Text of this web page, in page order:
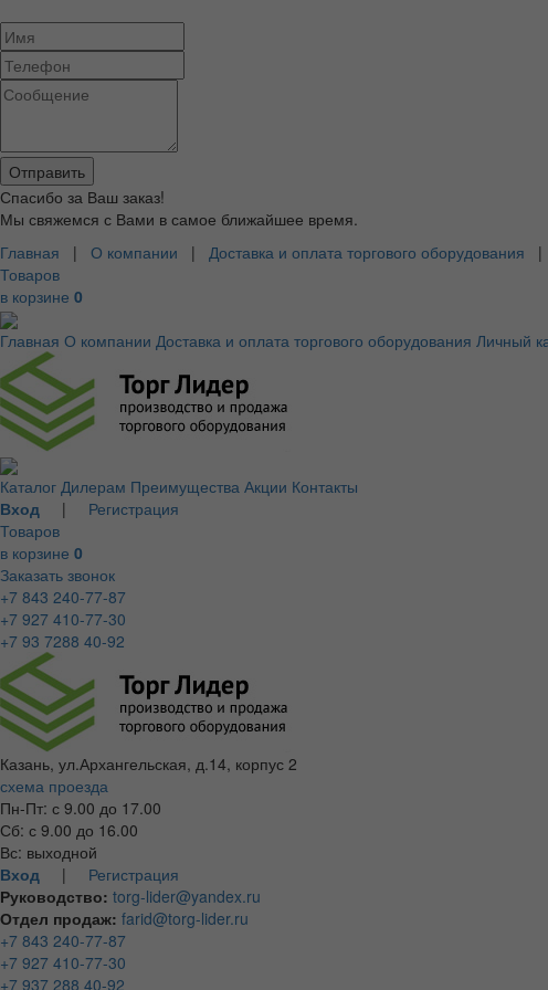
Спасибо за Ваш заказ!
Мы свяжемся с Вами в самое ближайшее время.
Главная | О компании | Доставка и оплата торгового оборудования |
Товаров
в корзине 0
Главная О компании Доставка и оплата торгового оборудования Личный
Каталог Дилерам Преимущества Акции Контакты
Вход | Регистрация
Товаров
в корзине 0
Заказать звонок
+7 843 240-77-87
+7 927 410-77-30
+7 93 7288 40-92
Казань, ул.Архангельская, д.14, корпус 2
схема проезда
Пн-Пт: с 9.00 до 17.00
Сб: с 9.00 до 16.00
Вс: выходной
Вход | Регистрация
Руководство: torg-lider@yandex.ru
Отдел продаж: farid@torg-lider.ru
+7 843 240-77-87
+7 927 410-77-30
+7 937 288 40-92